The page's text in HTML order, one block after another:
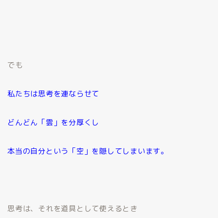
でも
私たちは思考を連ならせて
どんどん「雲」を分厚くし
本当の自分という「空」を隠してしまいます。
思考は、それを道具として使えるとき